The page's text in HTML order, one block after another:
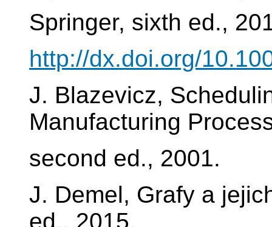
Springer, sixth ed.,
http://dx.doi.org/
J. Blazevicz,
Manufacturing
second ed., 2001.
J. Demel, Grafy a
ed., 2015.